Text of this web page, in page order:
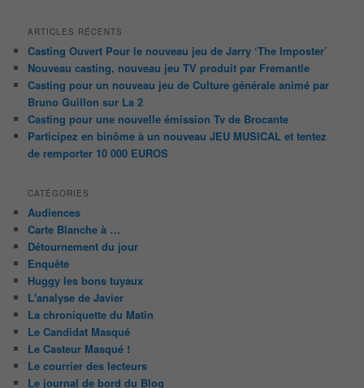
ARTICLES RÉCENTS
Casting Ouvert Pour le nouveau jeu de Jarry ‘The Imposter’
Nouveau casting, nouveau jeu TV produit par Fremantle
Casting pour un nouveau jeu de Culture générale animé par
Bruno Guillon sur La 2
Casting pour une nouvelle émission Tv de Brocante
Participez en binôme à un nouveau JEU MUSICAL et tentez
de remporter 10 000 EUROS
CATÉGORIES
Audiences
Carte Blanche à …
Détournement du jour
Enquête
Huggy les bons tuyaux
L'analyse de Javier
La chroniquette du Matin
Le Candidat Masqué
Le Casteur Masqué !
Le courrier des lecteurs
Le journal de bord du Blog